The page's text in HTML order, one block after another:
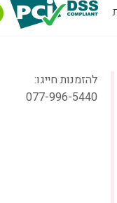
להזמנות חייגו:
077-996-5440